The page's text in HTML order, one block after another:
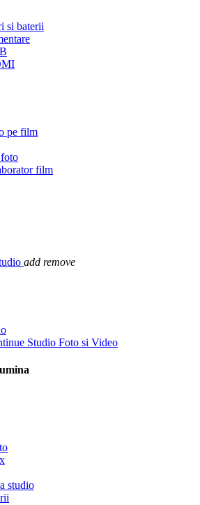
si baterii
pe film
film
add remove
Studio Foto si Video
studio